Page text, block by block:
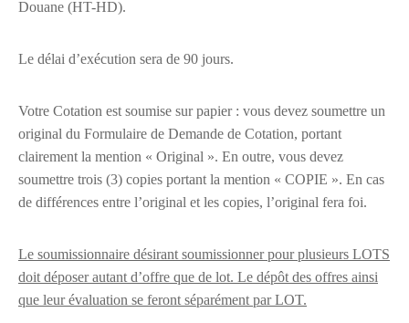
Douane (HT-HD).
Le délai d’exécution sera de 90 jours.
Votre Cotation est soumise sur papier : vous devez soumettre un
original du Formulaire de Demande de Cotation, portant
clairement la mention « Original ». En outre, vous devez
soumettre trois (3) copies portant la mention « COPIE ». En cas
de différences entre l’original et les copies, l’original fera foi.
Le soumissionnaire désirant soumissionner pour plusieurs LOTS
doit déposer autant d’offre que de lot. Le dépôt des offres ainsi
que leur évaluation se feront séparément par LOT.